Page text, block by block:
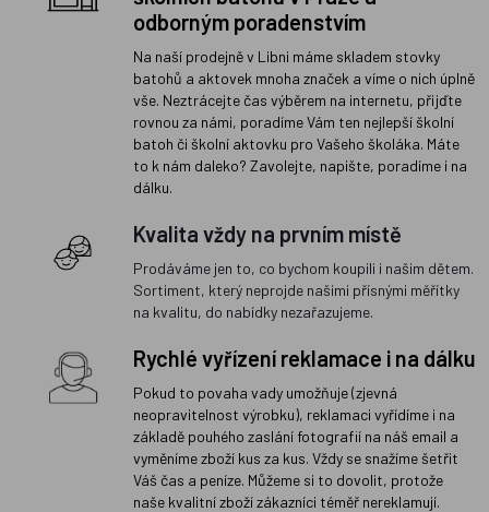
odborným poradenstvím
Na naší prodejně v Libni máme skladem stovky
batohů a aktovek mnoha značek a víme o nich úplně
vše. Neztrácejte čas výběrem na internetu, přijďte
rovnou za námi, poradíme Vám ten nejlepší školní
batoh či školní aktovku pro Vašeho školáka. Máte
to k nám daleko? Zavolejte, napište, poradíme i na
dálku.
Kvalita vždy na prvním místě
Prodáváme jen to, co bychom koupili i našim dětem.
Sortiment, který neprojde našimi přísnými měřítky
na kvalitu, do nabídky nezařazujeme.
Rychlé vyřízení reklamace i na dálku
Pokud to povaha vady umožňuje (zjevná
neopravitelnost výrobku), reklamaci vyřídíme i na
základě pouhého zaslání fotografií na náš email a
vyměníme zboží kus za kus. Vždy se snažíme šetřit
Váš čas a peníze. Můžeme si to dovolit, protože
naše kvalitní zboží zákazníci téměř nereklamují.